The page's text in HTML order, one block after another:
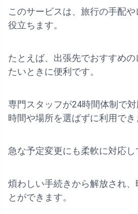
このサービスは、旅行の手配
役立ちます。
たとえば、出張先でおすすめ
たいときに便利です。
専門スタッフが24時間体制で対
時間や場所を選ばずに利用でき
急な予定変更にも柔軟に対応し
煩わしい手続きから解放され
とができます。